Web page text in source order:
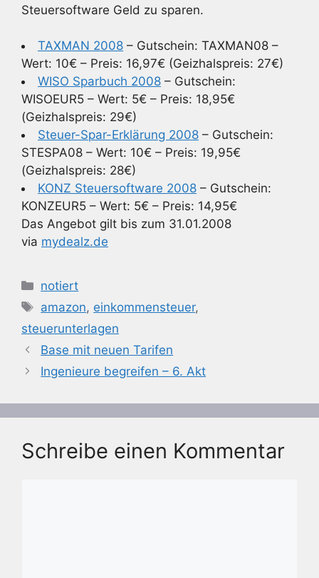
Steuersoftware Geld zu sparen.
TAXMAN 2008 – Gutschein: TAXMAN08 –
Wert: 10€ – Preis: 16,97€ (Geizhalspreis: 27€)
WISO Sparbuch 2008 – Gutschein:
WISOEUR5 – Wert: 5€ – Preis: 18,95€
(Geizhalspreis: 29€)
Steuer-Spar-Erklärung 2008 – Gutschein:
STESPA08 – Wert: 10€ – Preis: 19,95€
(Geizhalspreis: 28€)
KONZ Steuersoftware 2008 – Gutschein:
KONZEUR5 – Wert: 5€ – Preis: 14,95€
Das Angebot gilt bis zum 31.01.2008
via mydealz.de
Kategorien
notiert
Schlagwörter
amazon, einkommensteuer,
steuerunterlagen
Base mit neuen Tarifen
Ingenieure begreifen – 6. Akt
Schreibe einen Kommentar